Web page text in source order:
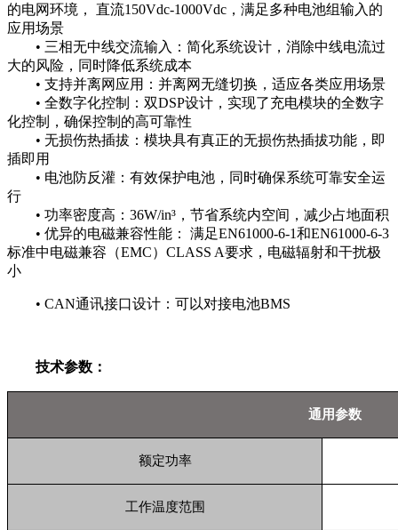
的电网环境， 直流150Vdc-1000Vdc，满足多种电池组输入的
应用场景
• 三相无中线交流输入：简化系统设计，消除中线电流过
大的风险，同时降低系统成本
• 支持并离网应用：并离网无缝切换，适应各类应用场景
• 全数字化控制：双DSP设计，实现了充电模块的全数字
化控制，确保控制的高可靠性
• 无损伤热插拔：模块具有真正的无损伤热插拔功能，即
插即用
• 电池防反灌：有效保护电池，同时确保系统可靠安全运
行
• 功率密度高：36W/in³，节省系统内空间，减少占地面积
• 优异的电磁兼容性能： 满足EN61000-6-1和EN61000-6-3
标准中电磁兼容（EMC）CLASS A要求，电磁辐射和干扰极
小
• CAN通讯接口设计：可以对接电池BMS
技术参数 ：
通用参数
额定功率
工作温度范围